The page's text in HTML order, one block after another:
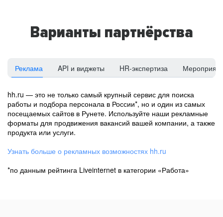
Варианты партнёрства
Реклама API и виджеты HR-экспертиза
hh.ru — это не только самый крупный сервис для поиска
работы и подбора персонала в России*, но и один из самых
посещаемых сайтов в Рунете. Используйте наши рекламные
форматы для продвижения вакансий вашей компании, а также
продукта или услуги.
Узнать больше о рекламных возможностях hh.ru
*по данным рейтинга Liveinternet в категории «Работа»